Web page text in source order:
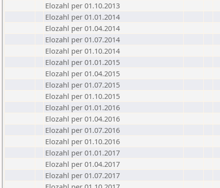
Elozahl per 01.10.2013
Elozahl per 01.01.2014
Elozahl per 01.04.2014
Elozahl per 01.07.2014
Elozahl per 01.10.2014
Elozahl per 01.01.2015
Elozahl per 01.04.2015
Elozahl per 01.07.2015
Elozahl per 01.10.2015
Elozahl per 01.01.2016
Elozahl per 01.04.2016
Elozahl per 01.07.2016
Elozahl per 01.10.2016
Elozahl per 01.01.2017
Elozahl per 01.04.2017
Elozahl per 01.07.2017